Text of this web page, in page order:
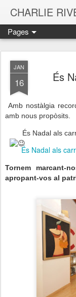
CHARLIE
Pages
JAN
16 És
Amb nostàlgia
amb nous propòsits.
És Nadal als
És Nadal als
Tornem marcant-
apropant-vos al